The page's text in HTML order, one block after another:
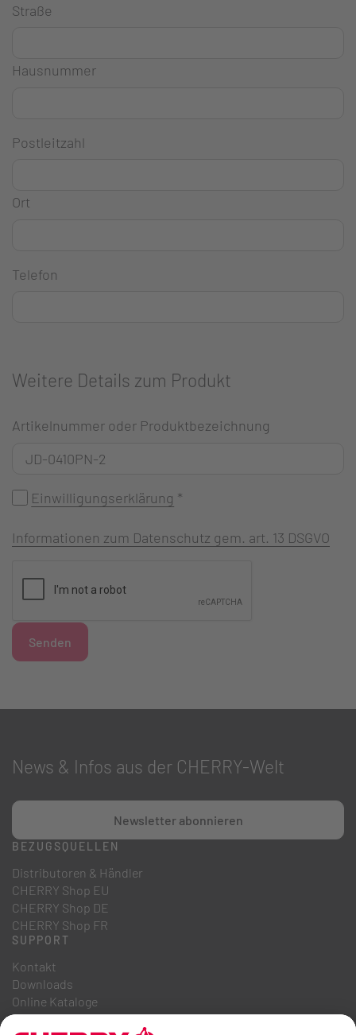
Straße
Hausnummer
Postleitzahl
Ort
Telefon
Weitere Details zum Produkt
Artikelnummer oder Produktbezeichnung
Einwilligungserklärung *
Informationen zum Datenschutz gem. art. 13 DSGVO
Senden
News & Infos aus der CHERRY-Welt
Newsletter abonnieren
BEZUGSQUELLEN
Distributoren & Händler
CHERRY Shop EU
CHERRY Shop DE
CHERRY Shop FR
SUPPORT
Kontakt
Downloads
Online Kataloge
FAQ